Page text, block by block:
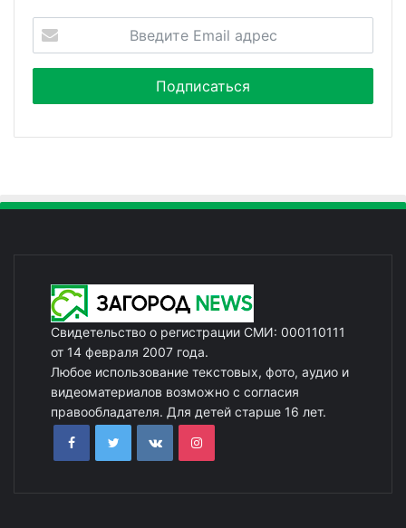
Свидетельство о регистрации СМИ: 000110111
от 14 февраля 2007 года.
Любое использование текстовых, фото, аудио и
видеоматериалов возможно с согласия
правообладателя. Для детей старше 16 лет.